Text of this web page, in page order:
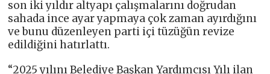
son iki yıldır altyapı çalışmalarını doğrudan
sahada ince ayar yapmaya çok zaman ayırdığını
ve bunu düzenleyen parti içi tüzüğün revize
edildiğini hatırlattı.
“2025 yılını Belediye Başkan Yardımcısı Yılı ilan